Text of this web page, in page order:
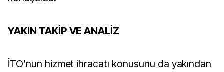
YAKIN TAKİP VE ANALİZ
İTO’nun hizmet ihracatı konusunu da yakından